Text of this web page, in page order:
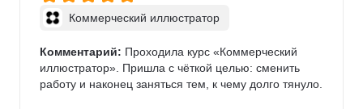
Коммерческий иллюстратор
Комментарий: Проходила курс «Коммерческий
иллюстратор». Пришла с чёткой целью: сменить
работу и наконец заняться тем, к чему долго тянуло.